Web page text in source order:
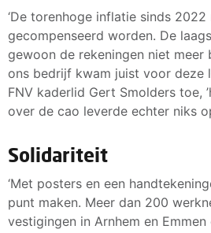
‘De torenhoge inflatie sinds
gecompenseerd worden. De
gewoon de rekeningen niet meer
ons bedrijf kwam juist voor deze
FNV kaderlid Gert Smolders toe,
over de cao leverde echter niks
Solidariteit
‘Met posters en een
punt maken. Meer dan 200
vestigingen in Arnhem en